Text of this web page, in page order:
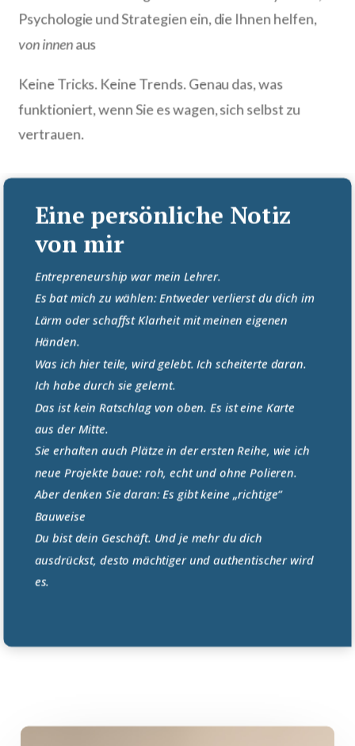
Psychologie und Strategien ein, die Ihnen helfen,
von innenaus
Keine Tricks. Keine Trends. Genau das, was
funktioniert, wenn Sie es wagen, sich selbst zu
vertrauen.
Eine persönliche Notiz
von mir
Entrepreneurship war mein Lehrer.
Es bat mich zu wählen: Entweder verlierst du dich im
Lärm oder schaffst Klarheit mit meinen eigenen
Händen.
Was ich hier teile, wird gelebt. Ich scheiterte daran.
Ich habe durch sie gelernt.
Das ist kein Ratschlag von oben. Es ist eine Karte
aus der Mitte.
Sie erhalten auch Plätze in der ersten Reihe, wie ich
neue Projekte baue: roh, echt und ohne Polieren.
Aber denken Sie daran: Es gibt keine „richtige“
Bauweise
Du bist dein Geschäft. Und je mehr du dich
ausdrückst, desto mächtiger und authentischer wird
es.